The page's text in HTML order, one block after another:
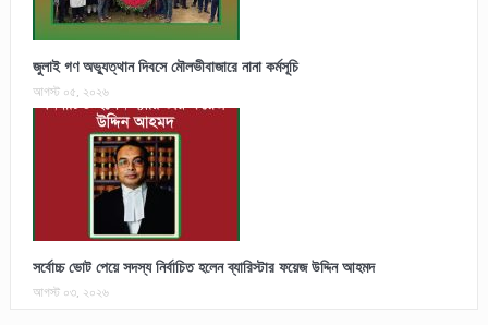
জুলাই গণ অভ্যুত্থান দিবসে মৌলভীবাজারে নানা কর্মসূচি
আগস্ট ০৫, ২০২৬
সর্বোচ্চ ভোট পেয়ে সদস্য নির্বাচিত হলেন ব্যারিস্টার ফয়েজ উদ্দিন আহমদ
আগস্ট ০৩, ২০২৬